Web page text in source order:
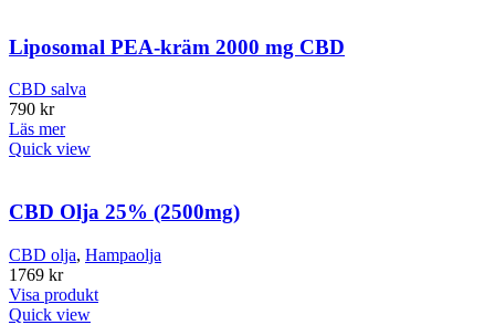
Liposomal PEA-kräm 2000 mg CBD
CBD salva
790 kr
Läs mer
Quick view
CBD Olja 25% (2500mg)
CBD olja, Hampaolja
1769 kr
Visa produkt
Quick view